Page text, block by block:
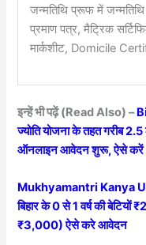
जन्मतिथि प्रूफ में
प्रमाण पत्र, मैट्रिक
मार्कशीट, Domicile
इन्हें भी पढ़ें (Read Also) –
ज्योति योजना के तहत गरीब
ऑनलाइन आवेदन शुरू, ऐसे करें
Mukhyamantri Kanya
बिहार के 0 से 1 वर्ष की
₹3,000) ऐसे करे आवेदन